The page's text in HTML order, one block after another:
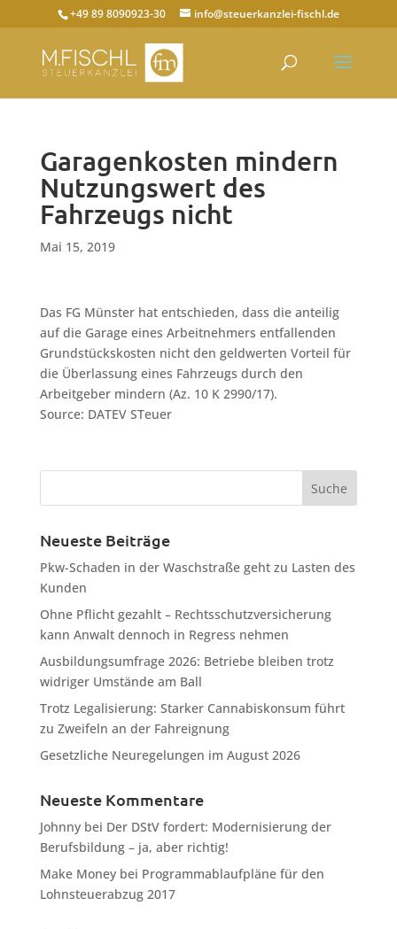
+49 89 8090923-30 info@steuerkanzlei-fischl.de
Garagenkosten mindern
Nutzungswert des
Fahrzeugs nicht
Mai 15, 2019
Das FG Münster hat entschieden, dass die anteilig
auf die Garage eines Arbeitnehmers entfallenden
Grundstückskosten nicht den geldwerten Vorteil für
die Überlassung eines Fahrzeugs durch den
Arbeitgeber mindern (Az. 10 K 2990/17).
Source: DATEV STeuer
Neueste Beiträge
Pkw-Schaden in der Waschstraße geht zu Lasten des
Kunden
Ohne Pflicht gezahlt – Rechtsschutzversicherung
kann Anwalt dennoch in Regress nehmen
Ausbildungsumfrage 2026: Betriebe bleiben trotz
widriger Umstände am Ball
Trotz Legalisierung: Starker Cannabiskonsum führt
zu Zweifeln an der Fahreignung
Gesetzliche Neuregelungen im August 2026
Neueste Kommentare
Johnnybei Der DStV fordert: Modernisierung der
Berufsbildung – ja, aber richtig!
Make Moneybei Programmablaufpläne für den
Lohnsteuerabzug 2017